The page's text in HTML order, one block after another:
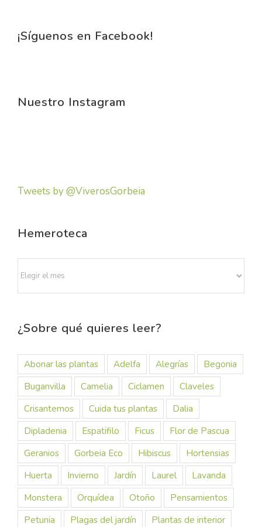
¡Síguenos en Facebook!
Nuestro Instagram
Tweets by @ViverosGorbeia
Hemeroteca
¿Sobre qué quieres leer?
Abonar las plantas Adelfa Alegrías
Begonia
Buganvilla
Camelia Ciclamen
Claveles
Crisantemos
Cuida tus plantas
Dalia
Dipladenia
Espatifilo Ficus
Flor de Pascua
Geranios
Gorbeia Eco Hibiscus
Hortensias
Huerta
Invierno Jardín Laurel
Lavanda
Monstera
Orquídea Otoño
Pensamientos
Petunia
Plagas del jardín
Plantas de interior